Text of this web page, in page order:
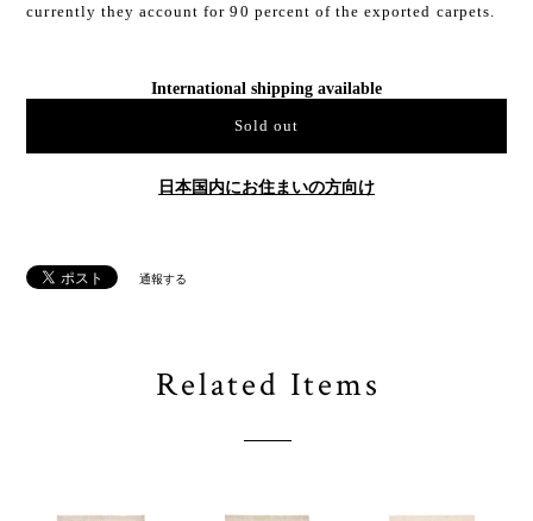
currently they account for 90 percent of the exported carpets.
International shipping available
Sold out
日本国内にお住まいの方向け
通報する
Related Items